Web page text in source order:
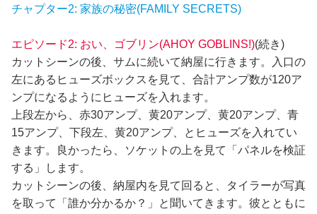
チャプター2: 家族の秘密(FAMILY SECRETS)
エピソード2: おい、ゴブリン(AHOY GOBLINS!)(続き)
カットシーンの後、サムに続いて納屋に行きます。入口の
左にあるヒューズボックスを見て、合計アンプ数が120ア
ンプになるようにヒューズを入れます。
上段左から、赤30アンプ、黄20アンプ、黄20アンプ、青
15アンプ、下段左、黄20アンプ、とヒューズを入れてい
きます。良かったら、ソケットの上を見て「パネルを検証
する」します。
カットシーンの後、納屋内を見て回ると、タイラーが写真
を取って「誰か分かるか？」と聞いてきます。彼とともに